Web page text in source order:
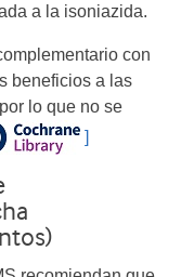
a la isoniazida.
con
beneficios a las
lo que no se
]